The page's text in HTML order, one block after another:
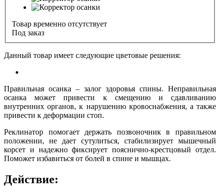
Товар временно отсутствует
Под заказ
Данный товар имеет следующие цветовые решения:
Правильная осанка – залог здоровья спины. Неправильная
осанка может привести к смещению и сдавливанию
внутренних органов, к нарушению кровоснабжения, а также
привести к деформации стоп.
Реклинатор помогает держать позвоночник в правильном
положении, не дает сутулиться, стабилизирует мышечный
корсет и надежно фиксирует пояснично-крестцовый отдел.
Поможет избавиться от болей в спине и мышцах.
Действие: